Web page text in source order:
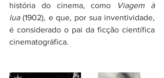
história do cinema, como
Viagem à
lua (1902), e que, por sua inventividade,
é considerado o pai da ficção científica
cinematográfica.